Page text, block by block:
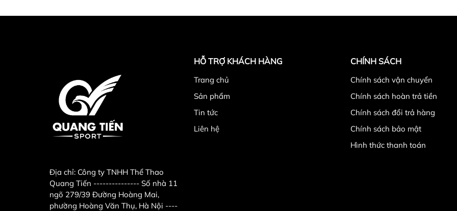
Địa chỉ: Công ty TNHH Thể Thao
Quang Tiến --------------- Số nhà 11
ngõ 279/39 Đường Hoàng Mai,
phường Hoàng Văn Thụ, Hà Nội ----
HỖ TRỢ KHÁCH HÀNG
Trang chủ
Sản phẩm
Tin tức
Liên hệ
CHÍNH SÁCH
Chính sách vận chuyển
Chính sách hoàn trả tiền
Chính sách đổi trả hàng
Chính sách bảo mật
Hình thức thanh toán